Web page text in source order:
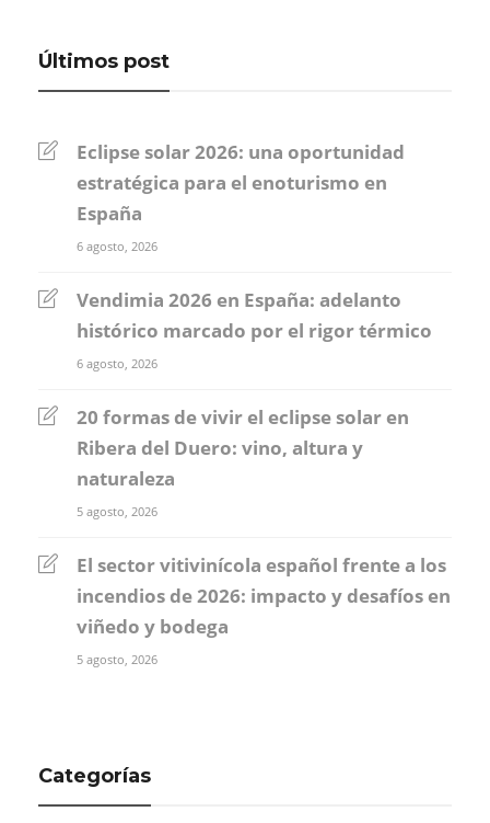
Últimos post
Eclipse solar 2026: una oportunidad
estratégica para el enoturismo en
España
6 agosto, 2026
Vendimia 2026 en España: adelanto
histórico marcado por el rigor térmico
6 agosto, 2026
20 formas de vivir el eclipse solar en
Ribera del Duero: vino, altura y
naturaleza
5 agosto, 2026
El sector vitivinícola español frente a los
incendios de 2026: impacto y desafíos en
viñedo y bodega
5 agosto, 2026
Categorías